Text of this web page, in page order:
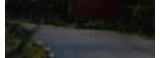
Old School風格的皮手套，從一開賣就立刻在
又延伸出更具防寒效果的冬季產品線，除了有
多種款式與配色選擇，以及同樣源自閃電和火
焰的設計元素之外，當然更沒有遺漏掉